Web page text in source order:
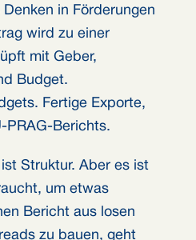
in Förderungen
wird zu einer
mit Geber,
Budget.
Fertige Exporte,
PRAG-Berichts.
Struktur. Aber es ist
um etwas
Bericht aus losen
zu bauen, geht